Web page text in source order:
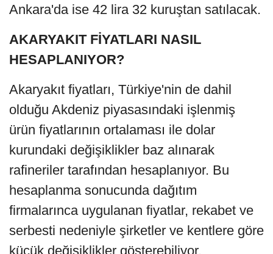
Ankara'da ise 42 lira 32 kuruştan satılacak.
AKARYAKIT FİYATLARI NASIL
HESAPLANIYOR?
Akaryakıt fiyatları, Türkiye'nin de dahil
olduğu Akdeniz piyasasındaki işlenmiş
ürün fiyatlarının ortalaması ile dolar
kurundaki değişiklikler baz alınarak
rafineriler tarafından hesaplanıyor. Bu
hesaplanma sonucunda dağıtım
firmalarınca uygulanan fiyatlar, rekabet ve
serbesti nedeniyle şirketler ve kentlere göre
küçük değişiklikler gösterebiliyor.